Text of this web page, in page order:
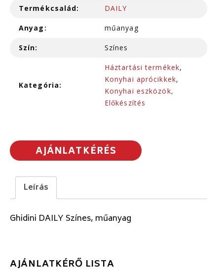
Termékcsalád: DAILY
Anyag: műanyag
Szín: Színes
Kategória:
Háztartási termékek,
Konyhai aprócikkek,
Konyhai eszközök,
Előkészítés
AJÁNLATKÉRÉS
Leírás
Ghidini DAILY Színes, műanyag
AJÁNLATKÉRŐ LISTA